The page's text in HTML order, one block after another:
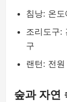
침낭: 온
조리도구:
구
랜턴: 전
숲과 자연